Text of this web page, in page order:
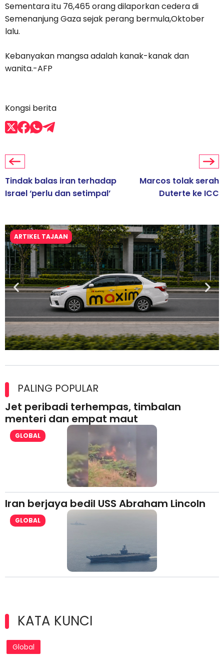
Sementara itu 76,465 orang dilaporkan cedera di
Semenanjung Gaza sejak perang bermula,Oktober
lalu.
Kebanyakan mangsa adalah kanak-kanak dan
wanita.-AFP
Kongsi berita
Tindak balas iran terhadap
Israel ‘perlu dan setimpal’
Marcos tolak serah
Duterte ke ICC
ARTIKEL TAJAAN
lesen separuh pertama 2026
PALING POPULAR
Jet peribadi terhempas, timbalan
menteri dan empat maut
GLOBAL
Iran berjaya bedil USS Abraham Lincoln
GLOBAL
KATA KUNCI
Global